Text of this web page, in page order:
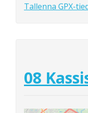
Tallenna GPX-
08